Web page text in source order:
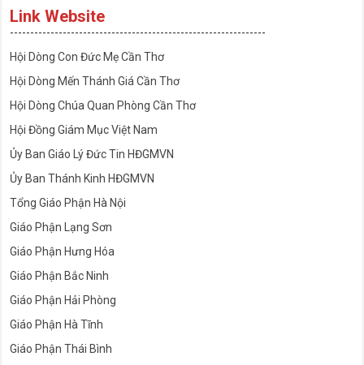
Link Website
---------------------------------------------------------------
Hội Dòng Con Đức Mẹ Cần Thơ
Hội Dòng Mến Thánh Giá Cần Thơ
Hội Dòng Chúa Quan Phòng Cần Thơ
Hội Đồng Giám Mục Việt Nam
Ủy Ban Giáo Lý Đức Tin HĐGMVN
Ủy Ban Thánh Kinh HĐGMVN
Tổng Giáo Phận Hà Nội
Giáo Phận Lạng Sơn
Giáo Phận Hưng Hóa
Giáo Phận Bắc Ninh
Giáo Phận Hải Phòng
Giáo Phận Hà Tĩnh
Giáo Phận Thái Bình